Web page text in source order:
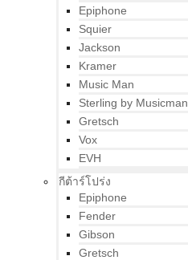
Epiphone
Squier
Jackson
Kramer
Music Man
Sterling by Musicman
Gretsch
Vox
EVH
กีต้าร์โปร่ง
Epiphone
Fender
Gibson
Gretsch